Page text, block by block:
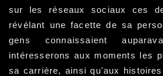
sur les réseaux sociaux ces
révélant une facette de sa
gens connaissaient
intéresserons aux moments les
sa carrière, ainsi qu'aux